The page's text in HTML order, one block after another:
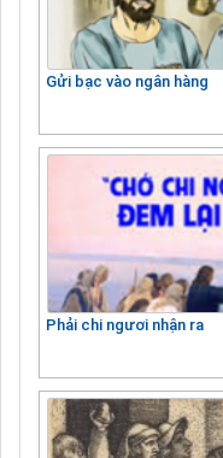
Gửi bạc vào ngân hàng
Phải chi ngươi nhận ra